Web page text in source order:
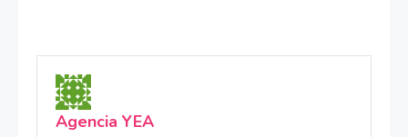
Agencia YEA